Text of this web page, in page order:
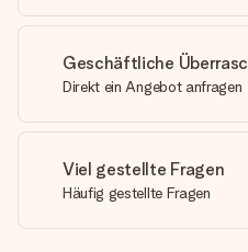
Geschäftliche
Direkt ein Angebot anfragen
Viel gestellte Fragen
Häufig gestellte Fragen